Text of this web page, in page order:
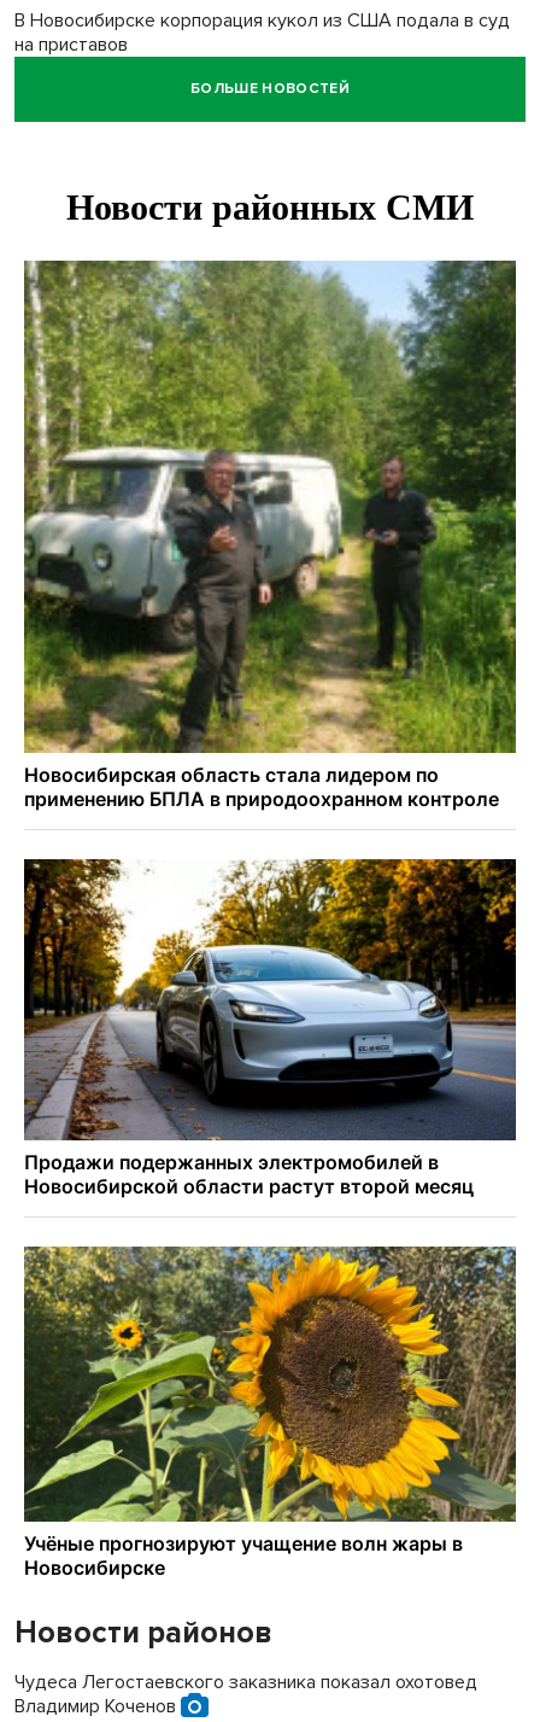
В Новосибирске корпорация кукол из США подала в суд
на приставов
В Новосибирске минздрав объявил бесплатную
В Новосибирске врачи прооперировали 25 тысяч
Знаменитый орангутан Бату отметил юбилей в
новосибирском зоопарке
Новосибирские хирурги спасли сердце восьмиклассницы
с донорским клапаном
БОЛЬШЕ НОВОСТЕЙ
Новости районов
Чудеса Легостаевского заказника показал охотовед
Владимир Коченов